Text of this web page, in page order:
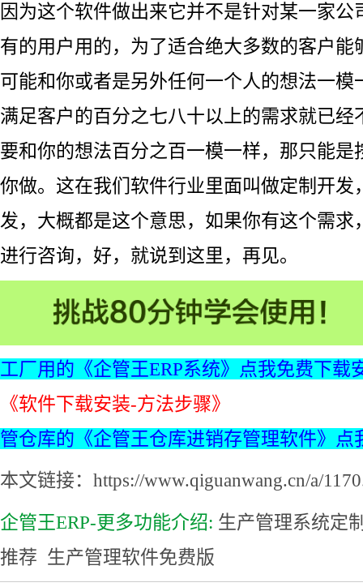
因为这个软件做出来它并不是针对某一家公
有的用户用的，为了适合绝大多数的客户能
可能和你或者是另外任何一个人的想法一模
满足客户的百分之七八十以上的需求就已经
要和你的想法百分之百一模一样，那只能是
你做。这在我们软件行业里面叫做定制开发
发，大概都是这个意思，如果你有这个需求
进行咨询，好，就说到这里，再见。
工厂用的《企管王ERP系统》点我免费下载
《软件下载安装-方法步骤》
管仓库的《企管王仓库进销存管理软件》点
本文链接：https://www.qiguanwang.cn/a/
企管王ERP-更多功能介绍: 生产管理系统定
推荐 生产管理软件免费版